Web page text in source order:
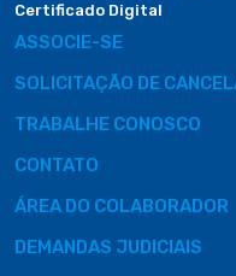
Certificado Digital
ASSOCIE-SE
SOLICITAÇÃO DE
TRABALHE CONOSCO
CONTATO
ÁREA DO COLABORADOR
DEMANDAS JUDICIAIS